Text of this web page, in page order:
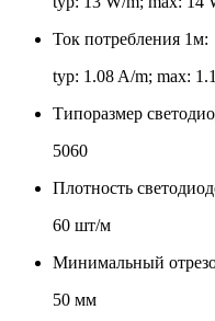
Ток потребления 1м:
typ: 1.08 A/m; max:
Типоразмер
5060
Плотность
60 шт/м
Минимальный
50 мм